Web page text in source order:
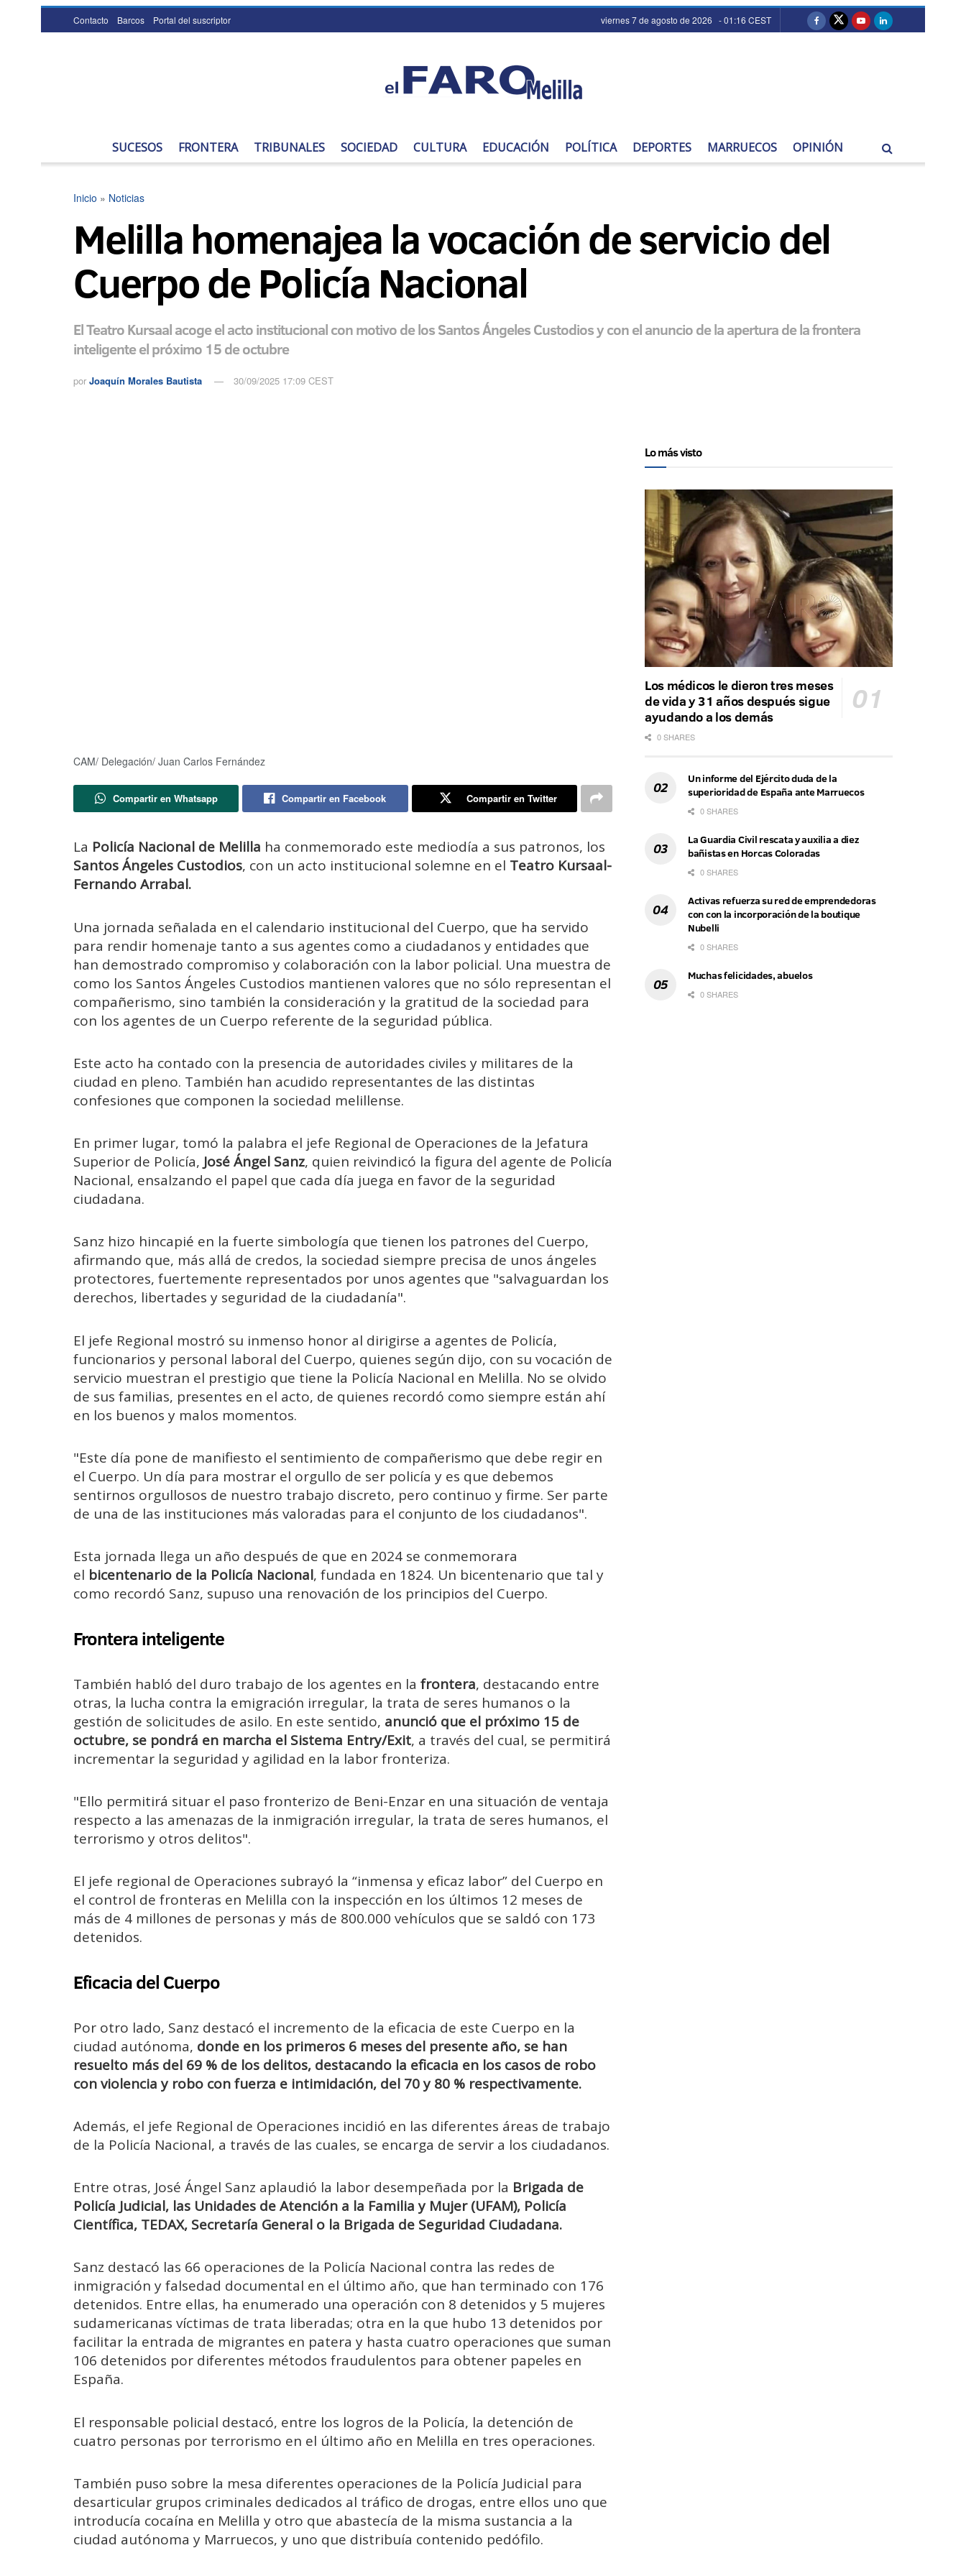
Contacto Barcos Portal del suscriptor viernes 7 de agosto de 2026 - 01:16 CEST
SUCESOS FRONTERA TRIBUNALES SOCIEDAD CULTURA EDUCACIÓN POLÍTICA DEPORTES MARRUECOS OPINIÓN
Inicio » Noticias
Melilla homenajea la vocación de servicio del
Cuerpo de Policía Nacional
El Teatro Kursaal acoge el acto institucional con motivo de los Santos Ángeles Custodios y con el anuncio de la apertura de la frontera
inteligente el próximo 15 de octubre
por Joaquín Morales Bautista 30/09/2025 17:09 CEST
CAM/ Delegación/ Juan Carlos Fernández
Compartir en Whatsapp Compartir en Facebook Compartir en Twitter
La Policía Nacional de Melilla ha conmemorado este mediodía a sus patronos, los
Santos Ángeles Custodios, con un acto institucional solemne en el Teatro Kursaal-
Fernando Arrabal.
Una jornada señalada en el calendario institucional del Cuerpo, que ha servido
para rendir homenaje tanto a sus agentes como a ciudadanos y entidades que
han demostrado compromiso y colaboración con la labor policial. Una muestra de
como los Santos Ángeles Custodios mantienen valores que no sólo representan el
compañerismo, sino también la consideración y la gratitud de la sociedad para
con los agentes de un Cuerpo referente de la seguridad pública.
Este acto ha contado con la presencia de autoridades civiles y militares de la
ciudad en pleno. También han acudido representantes de las distintas
confesiones que componen la sociedad melillense.
En primer lugar, tomó la palabra el jefe Regional de Operaciones de la Jefatura
Superior de Policía, José Ángel Sanz, quien reivindicó la figura del agente de Policía
Nacional, ensalzando el papel que cada día juega en favor de la seguridad
ciudadana.
Sanz hizo hincapié en la fuerte simbología que tienen los patrones del Cuerpo,
afirmando que, más allá de credos, la sociedad siempre precisa de unos ángeles
protectores, fuertemente representados por unos agentes que "salvaguardan los
derechos, libertades y seguridad de la ciudadanía".
El jefe Regional mostró su inmenso honor al dirigirse a agentes de Policía,
funcionarios y personal laboral del Cuerpo, quienes según dijo, con su vocación de
servicio muestran el prestigio que tiene la Policía Nacional en Melilla. No se olvido
de sus familias, presentes en el acto, de quienes recordó como siempre están ahí
en los buenos y malos momentos.
"Este día pone de manifiesto el sentimiento de compañerismo que debe regir en
el Cuerpo. Un día para mostrar el orgullo de ser policía y es que debemos
sentirnos orgullosos de nuestro trabajo discreto, pero continuo y firme. Ser parte
de una de las instituciones más valoradas para el conjunto de los ciudadanos".
Esta jornada llega un año después de que en 2024 se conmemorara
el bicentenario de la Policía Nacional, fundada en 1824. Un bicentenario que tal y
como recordó Sanz, supuso una renovación de los principios del Cuerpo.
Frontera inteligente
También habló del duro trabajo de los agentes en la frontera, destacando entre
otras, la lucha contra la emigración irregular, la trata de seres humanos o la
gestión de solicitudes de asilo. En este sentido, anunció que el próximo 15 de
octubre, se pondrá en marcha el Sistema Entry/Exit, a través del cual, se permitirá
incrementar la seguridad y agilidad en la labor fronteriza.
"Ello permitirá situar el paso fronterizo de Beni-Enzar en una situación de ventaja
respecto a las amenazas de la inmigración irregular, la trata de seres humanos, el
terrorismo y otros delitos".
El jefe regional de Operaciones subrayó la “inmensa y eficaz labor” del Cuerpo en
el control de fronteras en Melilla con la inspección en los últimos 12 meses de
más de 4 millones de personas y más de 800.000 vehículos que se saldó con 173
detenidos.
Eficacia del Cuerpo
Por otro lado, Sanz destacó el incremento de la eficacia de este Cuerpo en la
ciudad autónoma, donde en los primeros 6 meses del presente año, se han
resuelto más del 69 % de los delitos, destacando la eficacia en los casos de robo
con violencia y robo con fuerza e intimidación, del 70 y 80 % respectivamente.
Además, el jefe Regional de Operaciones incidió en las diferentes áreas de trabajo
de la Policía Nacional, a través de las cuales, se encarga de servir a los ciudadanos.
Entre otras, José Ángel Sanz aplaudió la labor desempeñada por la Brigada de
Policía Judicial, las Unidades de Atención a la Familia y Mujer (UFAM), Policía
Científica, TEDAX, Secretaría General o la Brigada de Seguridad Ciudadana.
Sanz destacó las 66 operaciones de la Policía Nacional contra las redes de
inmigración y falsedad documental en el último año, que han terminado con 176
detenidos. Entre ellas, ha enumerado una operación con 8 detenidos y 5 mujeres
sudamericanas víctimas de trata liberadas; otra en la que hubo 13 detenidos por
facilitar la entrada de migrantes en patera y hasta cuatro operaciones que suman
106 detenidos por diferentes métodos fraudulentos para obtener papeles en
España.
El responsable policial destacó, entre los logros de la Policía, la detención de
cuatro personas por terrorismo en el último año en Melilla en tres operaciones.
También puso sobre la mesa diferentes operaciones de la Policía Judicial para
desarticular grupos criminales dedicados al tráfico de drogas, entre ellos uno que
introducía cocaína en Melilla y otro que abastecía de la misma sustancia a la
ciudad autónoma y Marruecos, y uno que distribuía contenido pedófilo.
Lo más visto
Los médicos le dieron tres meses
de vida y 31 años después sigue
ayudando a los demás
0 SHARES
Un informe del Ejército duda de la
superioridad de España ante Marruecos
0 SHARES
La Guardia Civil rescata y auxilia a diez
bañistas en Horcas Coloradas
0 SHARES
Activas refuerza su red de emprendedoras
con con la incorporación de la boutique
Nubelli
0 SHARES
Muchas felicidades, abuelos
0 SHARES